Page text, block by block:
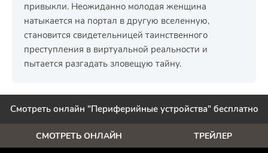
привыкли. Неожиданно молодая женщина
натыкается на портал в другую вселенную,
становится свидетельницей таинственного
преступления в виртуальной реальности и
пытается разгадать зловещую тайну.
Смотреть онлайн "Периферийные устройства" бесплатно
СМОТРЕТЬ ОНЛАЙН ТРЕЙЛЕР